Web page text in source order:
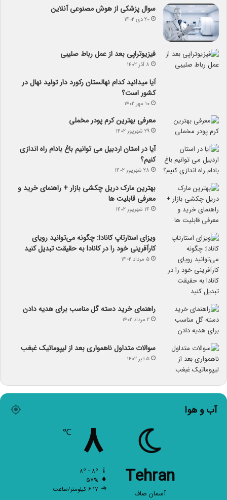
سوال پزشکی از هوش مصنوعی آنلاین
۲۰ دی ۱۴۰۲
فیزیوتراپی بعد از عمل رباط صلیبی
۸ آذر ۱۴۰۲
آیا می­دانید کدام نهالستان رکورد دار تولید نهال­ در
کشور است؟
۱۰ مهر ۱۴۰۲
معرفی بهترین کرم پودر مخملی
۲۹ شهریور ۱۴۰۲
آیا در استان اردبیل می توانیم باغ بادام راه اندازی
کنیم؟
۲۸ شهریور ۱۴۰۲
بهترین مارک دریل چکشی بازار + راهنمای خرید و
معرفی قابلیت ها
۱۴ شهریور ۱۴۰۲
ویزای استارتاپ کانادا: چگونه می‌توانید رویای
کارآفرینی خود را در کانادا به حقیقت تبدیل کنید
۵ مرداد ۱۴۰۲
راهنمای خرید دسته گل مناسب برای هدیه دادن
۲ مرداد ۱۴۰۲
سوالات متداول ناهمواری بعد از لیپوماتیک غبغب
۵ تیر ۱۴۰۲
آب و هوا
Tehran
آسمان صاف
۸ ℃
۵۷%
۶.۱۷ کیلومتر/ساعت